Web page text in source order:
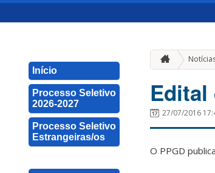
Início
Processo Seletivo
2026-2027
Processo Seletivo
Estrangeiras/os
Edital
27/07/2016
O PPGD